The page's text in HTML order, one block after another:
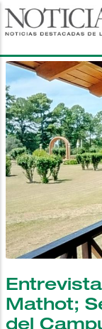
Pasar
al
principal
Mathot;